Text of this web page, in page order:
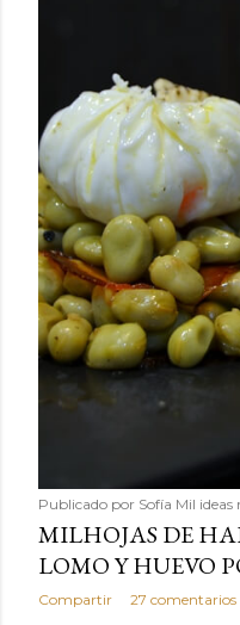
Publicado porSofía Mil
PATATA CON
HOLANDESA
Publicado por Sofía Mil
MILHOJAS DE
LOMO Y HUEVO
Compartir 27 comentarios